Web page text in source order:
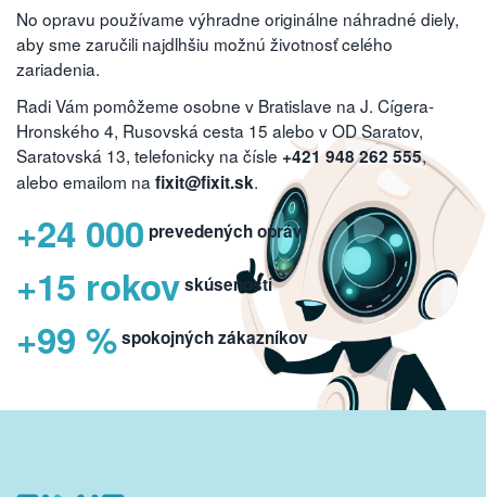
No opravu používame výhradne originálne náhradné diely,
aby sme zaručili najdlhšiu možnú životnosť celého
zariadenia.
Radi Vám pomôžeme osobne v Bratislave na J. Cígera-
Hronského 4, Rusovská cesta 15 alebo v OD Saratov,
Saratovská 13, telefonicky na čísle +421 948 262 555,
alebo emailom na fixit@fixit.sk.
+24 000 prevedených opráv
+15 rokovskúseností
+99 %spokojných zákazníkov